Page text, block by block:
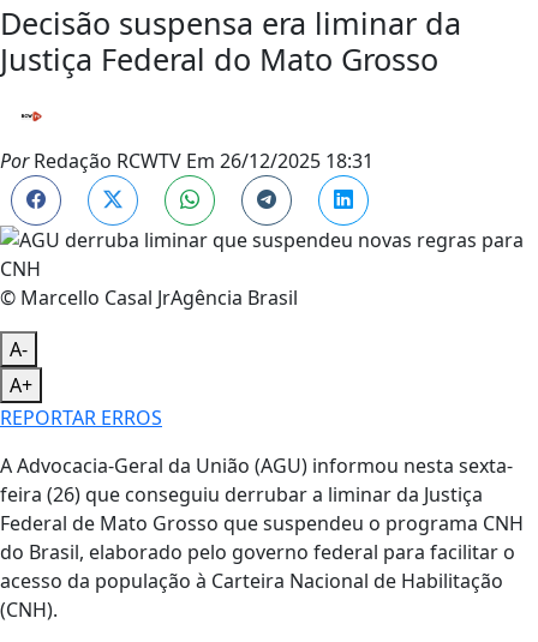
Decisão suspensa era liminar da
Justiça Federal do Mato Grosso
PorRedação RCWTV Em 26/12/2025 18:31
© Marcello Casal JrAgência Brasil
A-
A+
REPORTAR ERROS
A Advocacia-Geral da União (AGU) informou nesta sexta-
feira (26) que conseguiu derrubar a liminar da Justiça
Federal de Mato Grosso que suspendeu o programa CNH
do Brasil, elaborado pelo governo federal para facilitar o
acesso da população à Carteira Nacional de Habilitação
(CNH).